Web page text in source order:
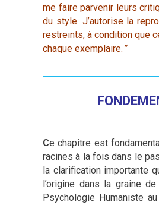
me faire parvenir leurs
du style. J’autorise la
restreints, à condition que
chaque exemplaire. “
Ce chapitre est
racines à la fois dans le
la clarification importante
l’origine dans la graine
Psychologie Humaniste